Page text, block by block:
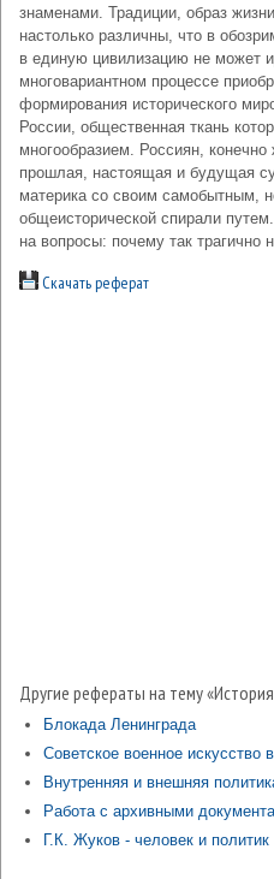
знаменами. Традиции, образ
настолько различны, что в
в единую цивилизацию не может
многовариантном процессе
формирования исторического
России, общественная ткань
многообразием. Россиян,
прошлая, настоящая и будущая
материка со своим самобытным,
общеисторической спирали
на вопросы: почему так
Скачать реферат
Другие рефераты на тему
Блокада Ленинграда
Советское военное искусство
Внутренняя и внешняя
Работа с архивными
Г.К. Жуков - человек и политик